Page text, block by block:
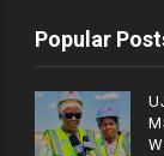
Popular